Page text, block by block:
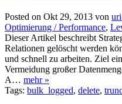
Posted on Okt 29, 2013 von
Optimierung / Performance,
Dieser Artikel beschreibt
Relationen gelöscht werden
und schnell zu arbeiten. Ziel
Vermeidung großer
A… mehr »
Tags: bulk_logged, delete,